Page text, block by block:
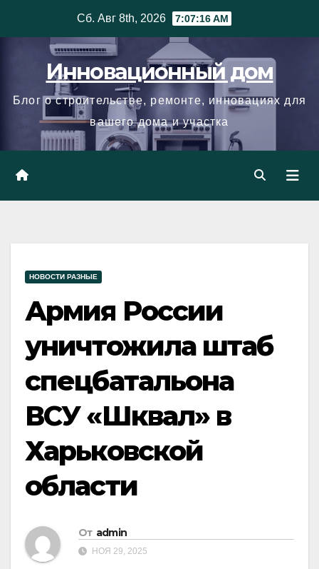
Сб. Авг 8th, 2026 7:07:17 AM
Инновационный дом
Блог о строительстве, ремонте, инновациях для
вашего дома и участка
НОВОСТИ РАЗНЫЕ
Армия России
уничтожила штаб
спецбатальона
ВСУ «Шквал» в
Харьковской
области
От admin
НОЯ 29, 2025